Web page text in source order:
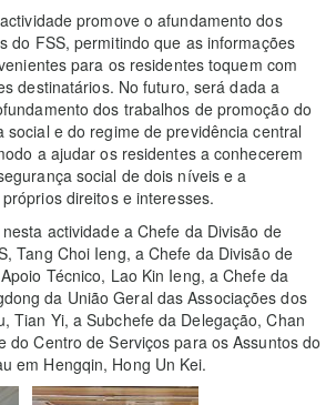
promove o afundamento dos
do FSS, permitindo que as informações
para os residentes toquem com
destinatários. No futuro, será dada a
dos trabalhos de promoção do
social e do regime de previdência central
a ajudar os residentes a conhecerem
social de dois níveis e a
direitos e interesses.
actividade a Chefe da Divisão de
Tang Choi Ieng, a Chefe da Divisão de
Técnico, Lao Kin Ieng, a Chefe da
da União Geral das Associações dos
Tian Yi, a Subchefe da Delegação, Chan
do Centro de Serviços para os Assuntos do
em Hengqin, Hong Un Kei.